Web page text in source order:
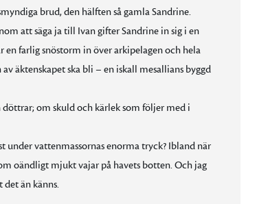
brud, den hälften så gamla Sandrine.
att säga ja till Ivan gifter Sandrine in sig i en
farlig snöstorm in över arkipelagen och hela
äktenskapet ska bli – en iskall mesallians byggd
om skuld och kärlek som följer med i
under vattenmassornas enorma tryck? Ibland när
oändligt mjukt vajar på havets botten. Och jag
än känns.